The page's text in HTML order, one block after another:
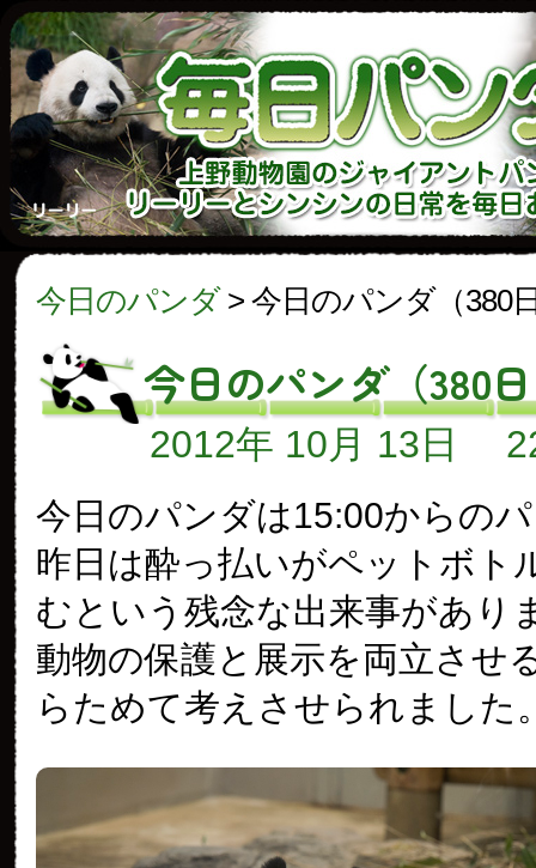
今日のパンダ> 今日のパンダ（380
今日のパンダ（380
2012年 10月 13日
今日のパンダは15:00からの
昨日は酔っ払いがペットボト
むという残念な出来事があり
動物の保護と展示を両立させ
らためて考えさせられました